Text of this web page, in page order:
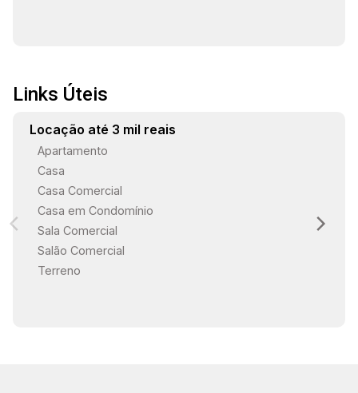
Links Úteis
Locação até 3 mil reais
Apartamento
Casa
Casa Comercial
Casa em Condomínio
Sala Comercial
Salão Comercial
Terreno